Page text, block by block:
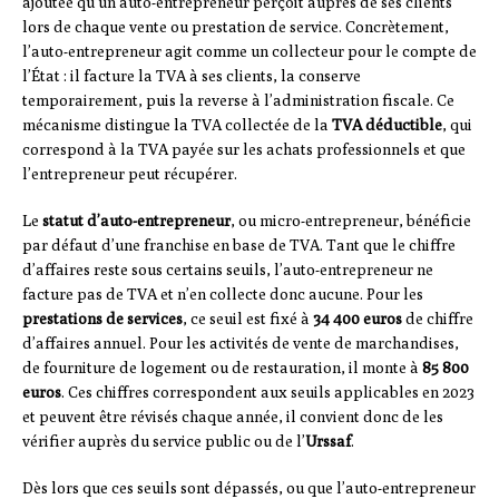
lors de chaque vente ou prestation de service. Concrètement,
l’auto-entrepreneur agit comme un collecteur pour le compte de
l’État : il facture la TVA à ses clients, la conserve
temporairement, puis la reverse à l’administration fiscale. Ce
mécanisme distingue la TVA collectée de la TVA déductible, qui
correspond à la TVA payée sur les achats professionnels et que
l’entrepreneur peut récupérer.
Le statut d’auto-entrepreneur, ou micro-entrepreneur, bénéficie
par défaut d’une franchise en base de TVA. Tant que le chiffre
d’affaires reste sous certains seuils, l’auto-entrepreneur ne
facture pas de TVA et n’en collecte donc aucune. Pour les
prestations de services, ce seuil est fixé à 34 400 eurosde chiffre
d’affaires annuel. Pour les activités de vente de marchandises,
de fourniture de logement ou de restauration, il monte à 85 800
euros. Ces chiffres correspondent aux seuils applicables en 2023
et peuvent être révisés chaque année, il convient donc de les
vérifier auprès du service public ou de l’Urssaf.
Dès lors que ces seuils sont dépassés, ou que l’auto-entrepreneur